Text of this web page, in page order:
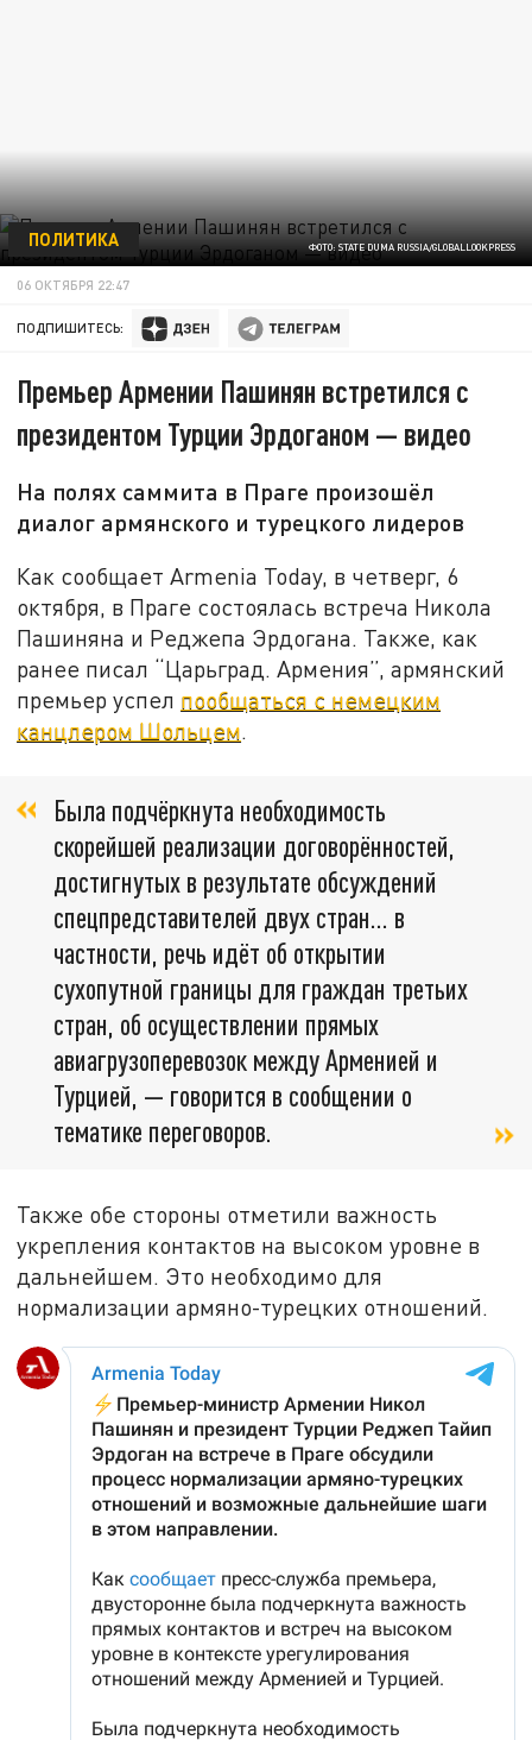
ФОТО: STATE DUMA RUSSIA/GLOBALLOOKPRESS
ПОЛИТИКА
06 ОКТЯБРЯ 22:47
ПОДПИШИТЕСЬ:
Премьер Армении Пашинян встретился с
президентом Турции Эрдоганом — видео
На полях саммита в Праге произошёл
диалог армянского и турецкого лидеров
Как сообщает Armenia Today, в четверг, 6
октября, в Праге состоялась встреча Никола
Пашиняна и Реджепа Эрдогана. Также, как
ранее писал “Царьград. Армения”, армянский
премьер успел пообщаться с немецким
канцлером Шольцем.
Была подчёркнута необходимость
скорейшей реализации договорённостей,
достигнутых в результате обсуждений
спецпредставителей двух стран... в
частности, речь идёт об открытии
сухопутной границы для граждан третьих
стран, об осуществлении прямых
авиагрузоперевозок между Арменией и
Турцией, — говорится в сообщении о
тематике переговоров.
Также обе стороны отметили важность
укрепления контактов на высоком уровне в
дальнейшем. Это необходимо для
нормализации армяно-турецких отношений.